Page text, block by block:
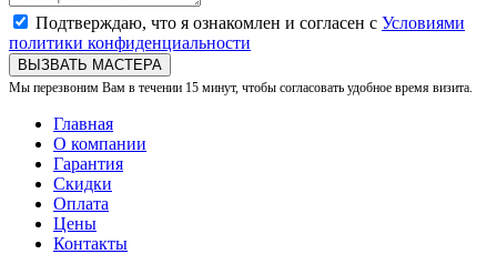
Подтверждаю, что я ознакомлен и согласен с Условиями
политики конфиденциальности
ВЫЗВАТЬ МАСТЕРА
Мы перезвоним Вам в течении 15 минут, чтобы согласовать удобное время визита.
Главная
О компании
Гарантия
Скидки
Оплата
Цены
Контакты